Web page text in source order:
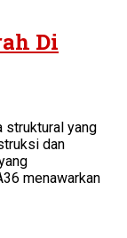
Di
struktural yang
dan
menawarkan